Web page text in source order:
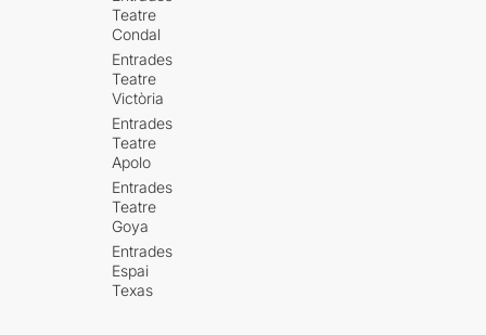
Teatre
Condal
Entrades
Teatre
Victòria
Entrades
Teatre
Apolo
Entrades
Teatre
Goya
Entrades
Espai
Texas